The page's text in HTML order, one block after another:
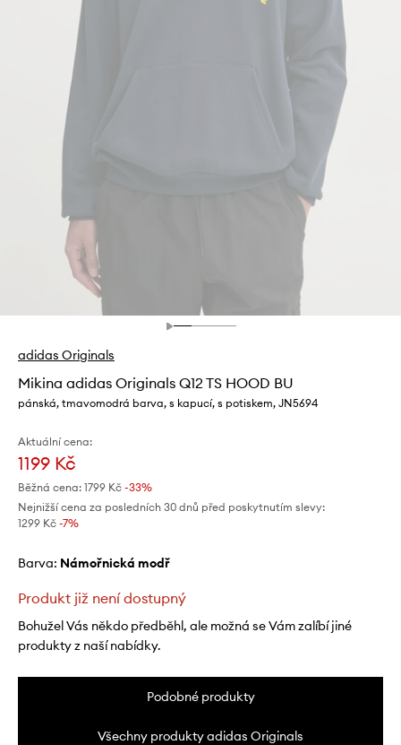
adidas Originals
Mikina adidas Originals Q12 TS HOOD BU
pánská, tmavomodrá barva, s kapucí, s potiskem, JN5694
Aktuální cena:
1199 Kč
Běžná cena: 1799 Kč -33%
Nejnižší cena za posledních 30 dnů před poskytnutím slevy:
1299 Kč -7%
Barva: námořnická modř
Produkt již není dostupný
Bohužel Vás někdo předběhl, ale možná se Vám zalíbí jiné
produkty z naší nabídky.
Podobné produkty
Všechny produkty adidas Originals